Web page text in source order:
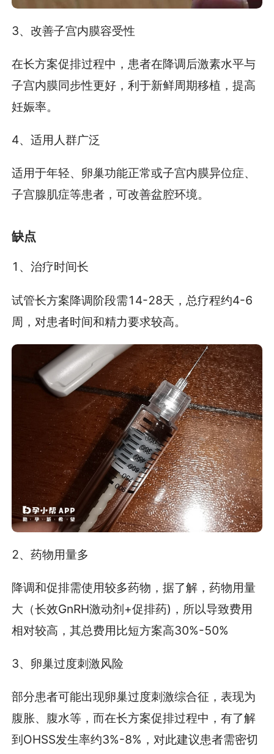
3、改善子宫内膜容受性
在长方案促排过程中，患者在降调后激素水平与
子宫内膜同步性更好，利于新鲜周期移植，提高
妊娠率。
4、适用人群广泛
适用于年轻、卵巢功能正常或子宫内膜异位症、
子宫腺肌症等患者，可改善盆腔环境。
缺点
1、治疗时间长
试管长方案降调阶段需14-28天，总疗程约4-6
周，对患者时间和精力要求较高。
2、药物用量多
降调和促排需使用较多药物，据了解，药物用量
大（长效GnRH激动剂+促排药)，所以导致费用
相对较高，其总费用比短方案高30%-50%
3、卵巢过度刺激风险
部分患者可能出现卵巢过度刺激综合征，表现为
腹胀、腹水等，而在长方案促排过程中，有了解
到OHSS发生率约3%-8%，对此建议患者需密切